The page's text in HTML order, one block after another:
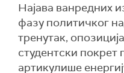
Најава ванредних
фазу политичког
тренутак,
студентски
артикулише